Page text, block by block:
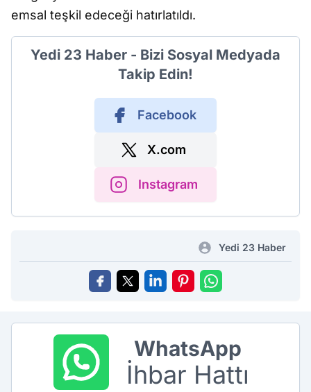
emsal teşkil edeceği hatırlatıldı.
Yedi 23 Haber - Bizi Sosyal Medyada
Takip Edin!
Facebook
X.com
Instagram
Yedi 23 Haber
WhatsApp
İhbar Hattı